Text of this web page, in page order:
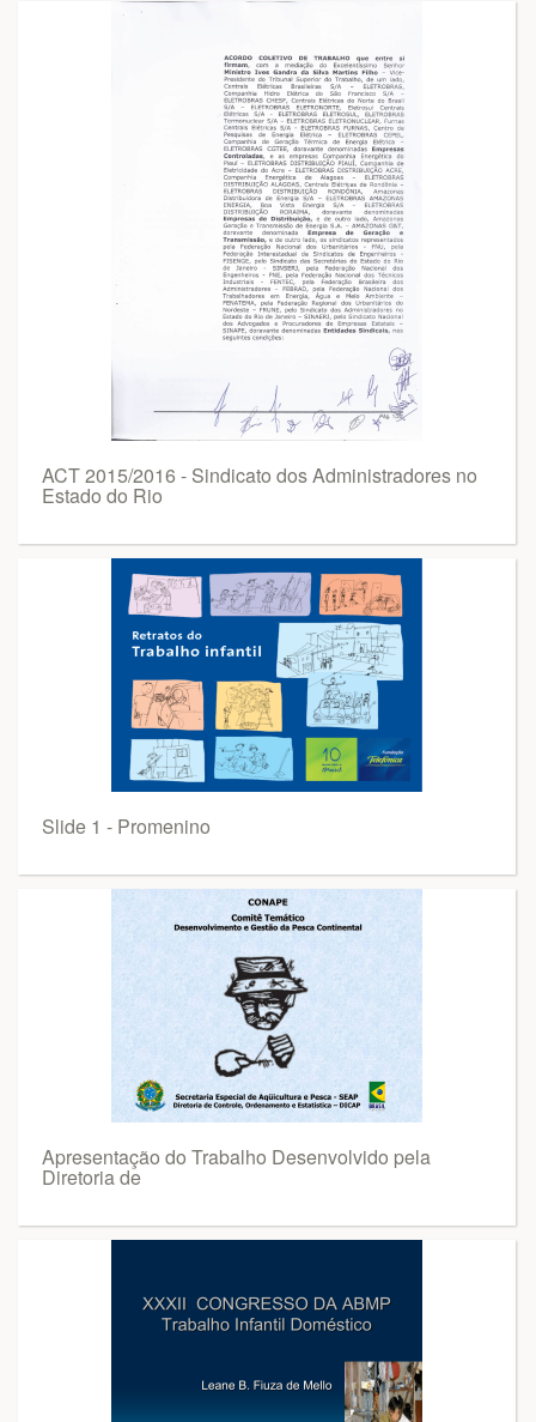
ACT 2015/2016 - Sindicato dos Administradores no
Estado do Rio
Slide 1 - Promenino
Apresentação do Trabalho Desenvolvido pela
Diretoria de